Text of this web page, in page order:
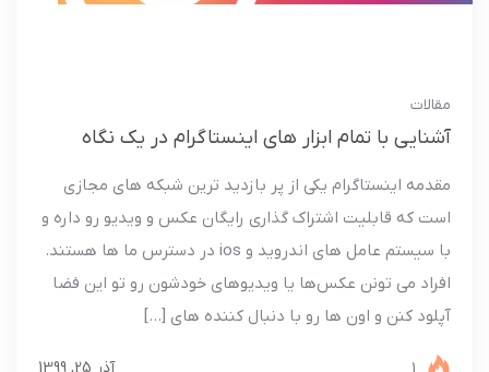
مقالات
آشنایی با تمام ابزار های اینستاگرام در یک نگاه
مقدمه اینستاگرام یکی از پر بازدید ترین شبکه های مجازی
است که قابلیت اشتراک‌ گذاری رایگان عکس و ویدیو رو داره و
با سیستم عامل های اندروید و ios در دسترس ما ها هستند.
افراد می‌ تونن عکس‌ها یا ویدیوهای خودشون رو تو این فضا
آپلود کنن و اون ها رو با دنبال ‌کننده های […]